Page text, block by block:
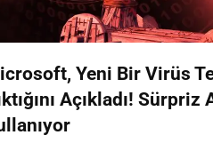
Yeni Bir Virüs
Açıkladı! Sürpriz